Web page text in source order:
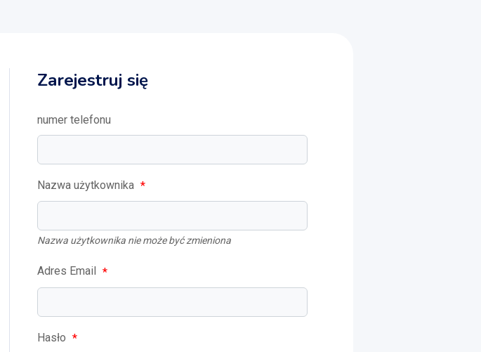
Zarejestruj się
numer telefonu
Nazwa użytkownika *
Nazwa użytkownika nie może być zmieniona
Adres Email *
Hasło *